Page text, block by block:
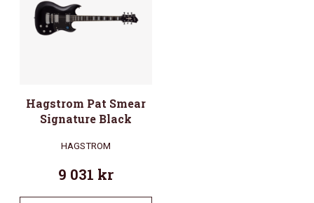
Hagstrom Pat Smear
Signature Black
HAGSTROM
9 031 kr